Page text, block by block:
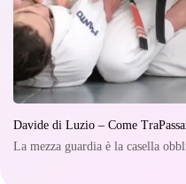
Davide di Luzio – Come
La mezza guardia è la casella